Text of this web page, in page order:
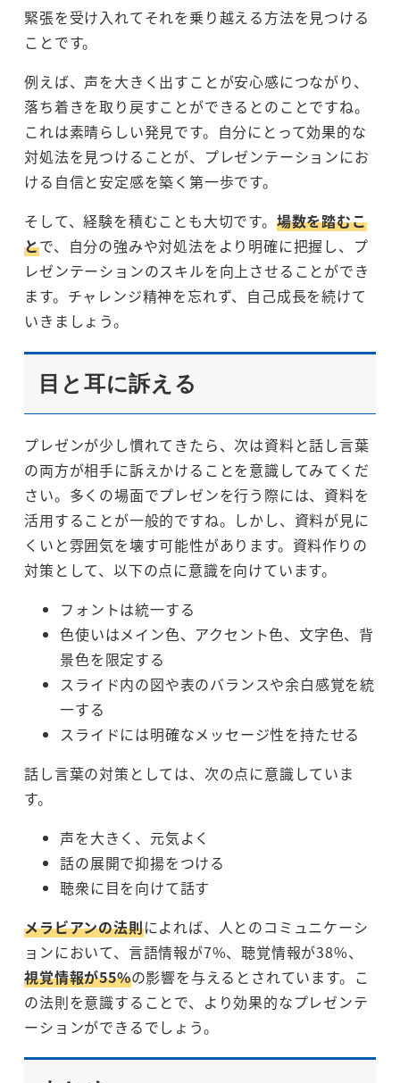
緊張を受け入れてそれを乗り越える方法を見つける
ことです。
例えば、声を大きく出すことが安心感につながり、
落ち着きを取り戻すことができるとのことですね。
これは素晴らしい発見です。自分にとって効果的な
対処法を見つけることが、プレゼンテーションにお
ける自信と安定感を築く第一歩です。
そして、経験を積むことも大切です。 場数を踏むこ
とで、自分の強みや対処法をより明確に把握し、プ
レゼンテーションのスキルを向上させることができ
ます。チャレンジ精神を忘れず、自己成長を続けて
いきましょう。
目と耳に訴える
プレゼンが少し慣れてきたら、次は資料と話し言葉
の両方が相手に訴えかけることを意識してみてくだ
さい。多くの場面でプレゼンを行う際には、資料を
活用することが一般的ですね。しかし、資料が見に
くいと雰囲気を壊す可能性があります。資料作りの
対策として、以下の点に意識を向けています。
フォントは統一する
色使いはメイン色、アクセント色、文字色、背
景色を限定する
スライド内の図や表のバランスや余白感覚を統
一する
スライドには明確なメッセージ性を持たせる
話し言葉の対策としては、次の点に意識していま
す。
声を大きく、元気よく
話の展開で抑揚をつける
聴衆に目を向けて話す
メラビアンの法則によれば、人とのコミュニケーシ
ョンにおいて、言語情報が7%、聴覚情報が38%、
視覚情報が55%の影響を与えるとされています。こ
の法則を意識することで、より効果的なプレゼンテ
ーションができるでしょう。